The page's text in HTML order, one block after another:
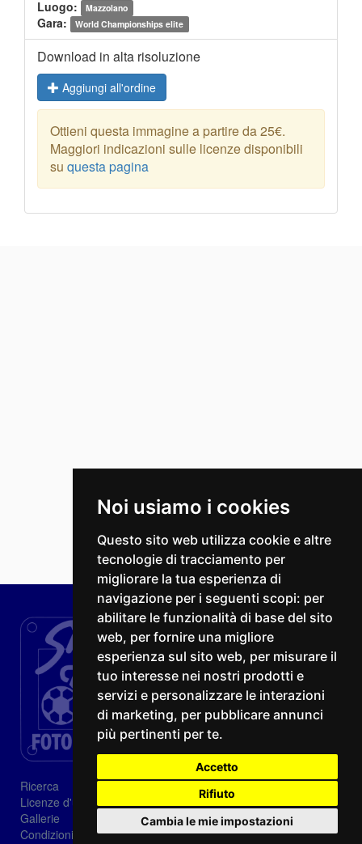
Noi usiamo i cookies
Questo sito web utilizza cookie e altre
tecnologie di tracciamento per
migliorare la tua esperienza di
navigazione per i seguenti scopi: per
abilitare le funzionalità di base del sito
web, per fornire una migliore
esperienza sul sito web, per misurare il
tuo interesse nei nostri prodotti e
servizi e personalizzare le interazioni
di marketing, per pubblicare annunci
più pertinenti per te.
Accetto
Rifiuto
Cambia le mie impostazioni
Luogo: Mazzolano
Gara: World Championships elite
Download in alta risoluzione
Aggiungi all'ordine
Ottieni questa immagine a partire da 25€.
Maggiori indicazioni sulle licenze disponibili
su questa pagina
Ricerca
Licenze d'utilizzo
Gallerie
Condizioni di vendita